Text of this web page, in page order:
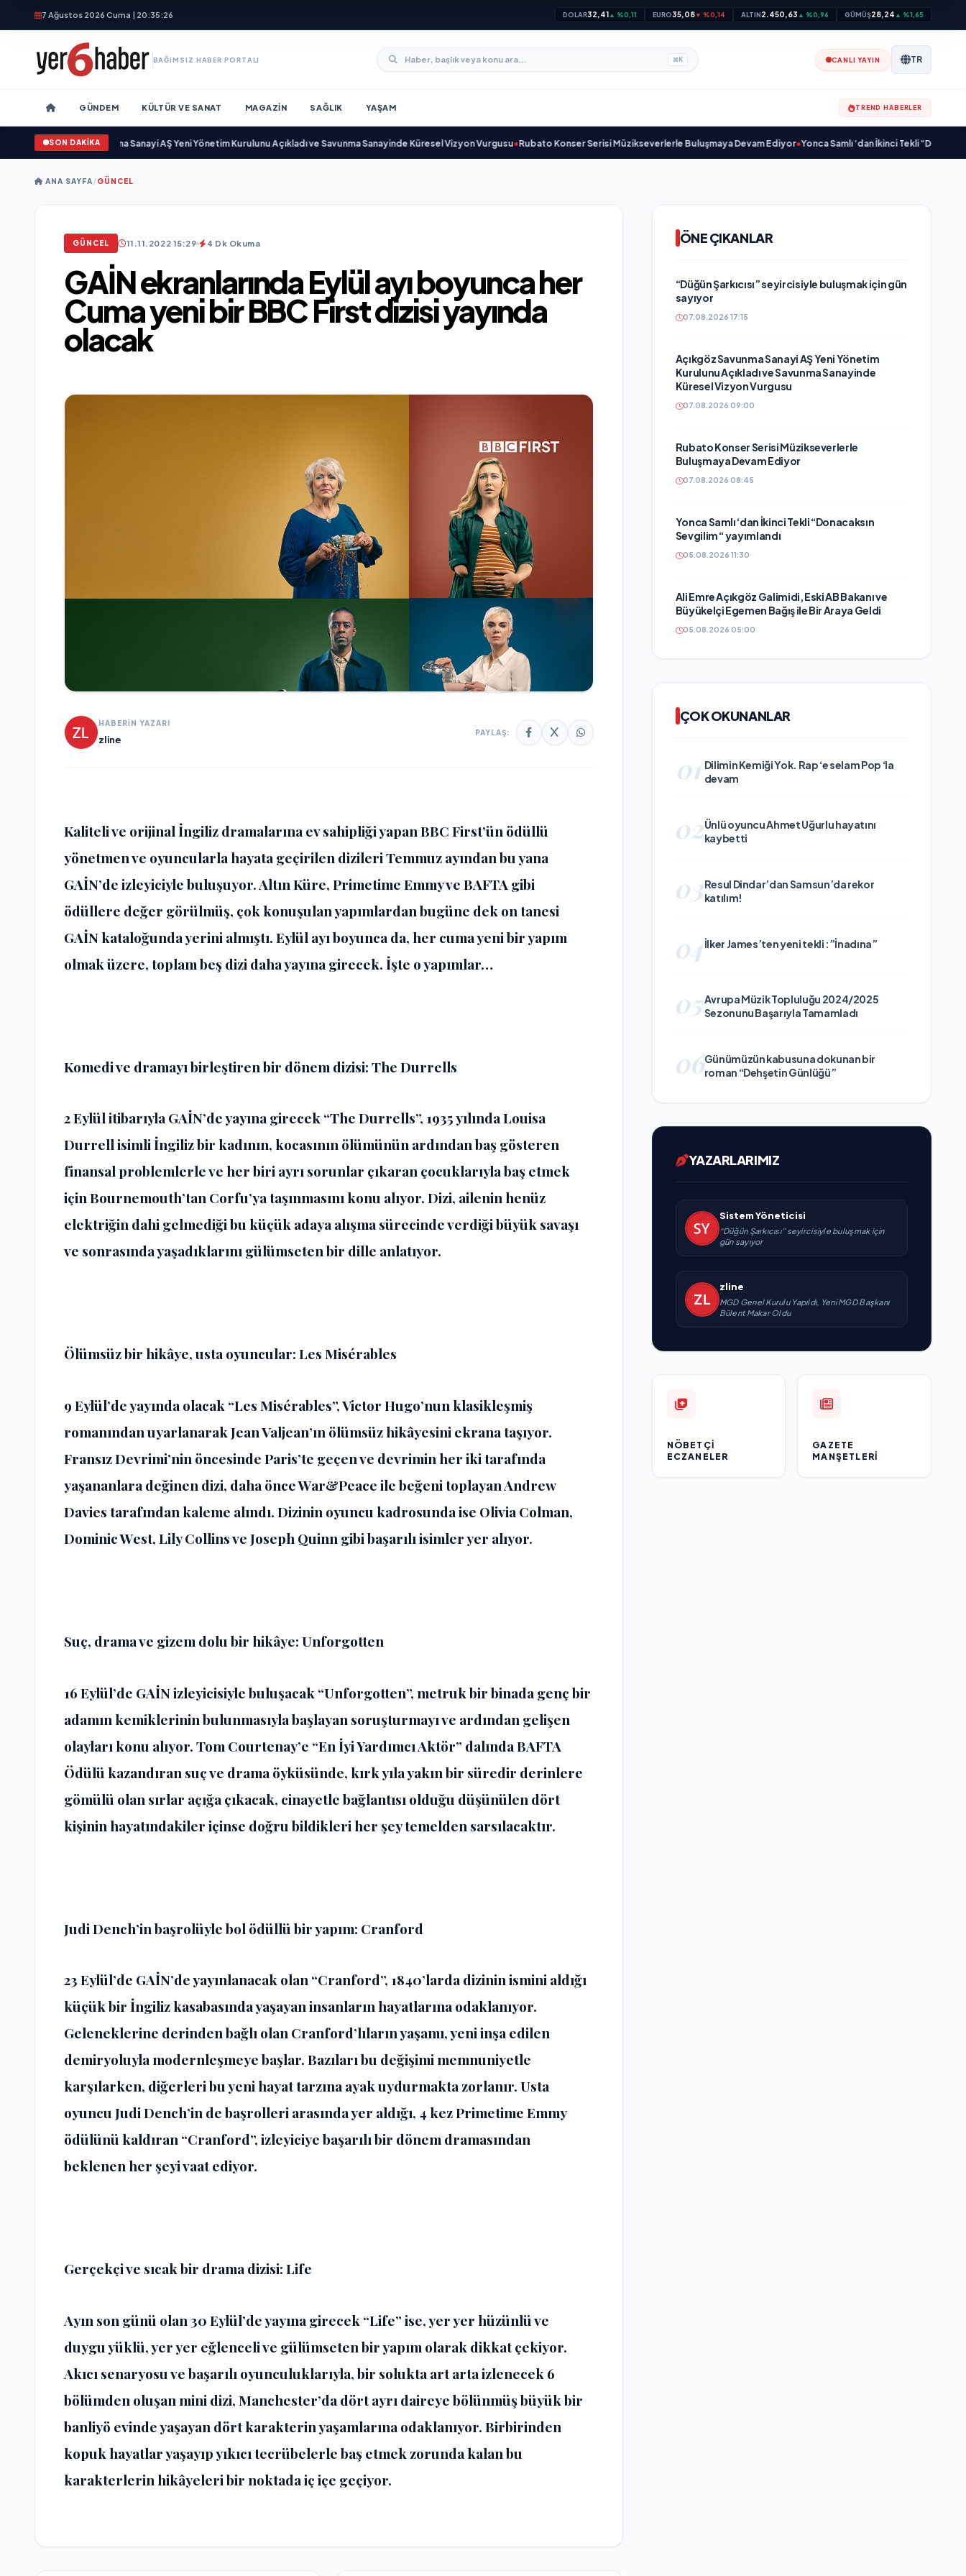
7 Ağustos 2026 Cuma | 20:35:27 DOLAR32,41▲ %0,11 EURO35,08▼ %0,14 ALTIN2.450,63 ▲ %0,96 GÜMÜŞ28,24 ▲ %1,65
BAĞIMSIZ HABER PORTALI ⌘K CANLI YAYIN TR
GÜNDEM KÜLTÜR VE SANAT MAGAZIN SAĞLIK YAŞAM TREND HABERLER
SON DAKİKA
Açıkgöz Savunma Sanayi AŞ Yeni Yönetim Kurulunu Açıkladı ve Savunma Sanayinde Küresel Vizyon Vurgusu•Rubato Konser Serisi Müzikseverlerle Buluşmaya Devam Ediyor•Yonca Samlı ‘dan İkinci Tekli “Donacaksın
ANA SAYFA/GÜNCEL
GÜNCEL 11.11.2022 15:29 4 Dk Okuma
GAİN ekranlarında Eylül ayı boyunca her
Cuma yeni bir BBC First dizisi yayında
olacak
HABERİN YAZARI
zline
PAYLAŞ:
Kaliteli ve orijinal İngiliz dramalarına ev sahipliği yapan BBC First’ün ödüllü
yönetmen ve oyuncularla hayata geçirilen dizileri Temmuz ayından bu yana
GAİN’de izleyiciyle buluşuyor. Altın Küre, Primetime Emmy ve BAFTA gibi
ödüllere değer görülmüş, çok konuşulan yapımlardan bugüne dek on tanesi
GAİN kataloğunda yerini almıştı. Eylül ayı boyunca da, her cuma yeni bir yapım
olmak üzere, toplam beş dizi daha yayına girecek. İşte o yapımlar…
Komedi ve dramayı birleştiren bir dönem dizisi: The Durrells
2 Eylül itibarıyla GAİN’de yayına girecek “The Durrells”, 1935 yılında Louisa
Durrell isimli İngiliz bir kadının, kocasının ölümünün ardından baş gösteren
finansal problemlerle ve her biri ayrı sorunlar çıkaran çocuklarıyla baş etmek
için Bournemouth’tan Corfu’ya taşınmasını konu alıyor. Dizi, ailenin henüz
elektriğin dahi gelmediği bu küçük adaya alışma sürecinde verdiği büyük savaşı
ve sonrasında yaşadıklarını gülümseten bir dille anlatıyor.
Ölümsüz bir hikâye, usta oyuncular: Les Misérables
9 Eylül’de yayında olacak “Les Misérables”, Victor Hugo’nun klasikleşmiş
romanından uyarlanarak Jean Valjean’ın ölümsüz hikâyesini ekrana taşıyor.
Fransız Devrimi’nin öncesinde Paris’te geçen ve devrimin her iki tarafında
yaşananlara değinen dizi, daha önce War&Peace ile beğeni toplayan Andrew
Davies tarafından kaleme alındı. Dizinin oyuncu kadrosunda ise Olivia Colman,
Dominic West, Lily Collins ve Joseph Quinn gibi başarılı isimler yer alıyor.
Suç, drama ve gizem dolu bir hikâye: Unforgotten
16 Eylül’de GAİN izleyicisiyle buluşacak “Unforgotten”, metruk bir binada genç bir
adamın kemiklerinin bulunmasıyla başlayan soruşturmayı ve ardından gelişen
olayları konu alıyor. Tom Courtenay’e “En İyi Yardımcı Aktör” dalında BAFTA
Ödülü kazandıran suç ve drama öyküsünde, kırk yıla yakın bir süredir derinlere
gömülü olan sırlar açığa çıkacak, cinayetle bağlantısı olduğu düşünülen dört
kişinin hayatındakiler içinse doğru bildikleri her şey temelden sarsılacaktır.
Judi Dench’in başrolüyle bol ödüllü bir yapım: Cranford
23 Eylül’de GAİN’de yayınlanacak olan “Cranford”, 1840’larda dizinin ismini aldığı
küçük bir İngiliz kasabasında yaşayan insanların hayatlarına odaklanıyor.
Geleneklerine derinden bağlı olan Cranford’lıların yaşamı, yeni inşa edilen
demiryoluyla modernleşmeye başlar. Bazıları bu değişimi memnuniyetle
karşılarken, diğerleri bu yeni hayat tarzına ayak uydurmakta zorlanır. Usta
oyuncu Judi Dench’in de başrolleri arasında yer aldığı, 4 kez Primetime Emmy
ödülünü kaldıran “Cranford”, izleyiciye başarılı bir dönem dramasından
beklenen her şeyi vaat ediyor.
Gerçekçi ve sıcak bir drama dizisi: Life
Ayın son günü olan 30 Eylül’de yayına girecek “Life” ise, yer yer hüzünlü ve
duygu yüklü, yer yer eğlenceli ve gülümseten bir yapım olarak dikkat çekiyor.
Akıcı senaryosu ve başarılı oyunculuklarıyla, bir solukta art arta izlenecek 6
bölümden oluşan mini dizi, Manchester’da dört ayrı daireye bölünmüş büyük bir
banliyö evinde yaşayan dört karakterin yaşamlarına odaklanıyor. Birbirinden
kopuk hayatlar yaşayıp yıkıcı tecrübelerle baş etmek zorunda kalan bu
karakterlerin hikâyeleri bir noktada iç içe geçiyor.
ÖNE ÇIKANLAR
“Düğün Şarkıcısı” seyircisiyle buluşmak için gün
sayıyor
07.08.2026 17:15
Açıkgöz Savunma Sanayi AŞ Yeni Yönetim
Kurulunu Açıkladı ve Savunma Sanayinde
Küresel Vizyon Vurgusu
07.08.2026 09:00
Rubato Konser Serisi Müzikseverlerle
Buluşmaya Devam Ediyor
07.08.2026 08:45
Yonca Samlı ‘dan İkinci Tekli “Donacaksın
Sevgilim “ yayımlandı
05.08.2026 11:30
Ali Emre Açıkgöz Galimidi, Eski AB Bakanı ve
Büyükelçi Egemen Bağış ile Bir Araya Geldi
05.08.2026 05:00
ÇOK OKUNANLAR
01 Dilimin Kemiği Yok. Rap ‘e selam Pop ‘la
devam
02Ünlü oyuncu Ahmet Uğurlu hayatını
kaybetti
03Resul Dindar’dan Samsun’da rekor
katılım!
04İlker James’ten yeni tekli :”İnadına”
05Avrupa Müzik Topluluğu 2024/2025
Sezonunu Başarıyla Tamamladı
06Günümüzün kabusuna dokunan bir
roman “Dehşetin Günlüğü”
YAZARLARIMIZ
Sistem Yöneticisi
“Düğün Şarkıcısı” seyircisiyle buluşmak için
gün sayıyor
zline
MGD Genel Kurulu Yapıldı, Yeni MGD Başkanı
Bülent Makar Oldu
NÖBETÇI
ECZANELER
GAZETE
MANŞETLERI